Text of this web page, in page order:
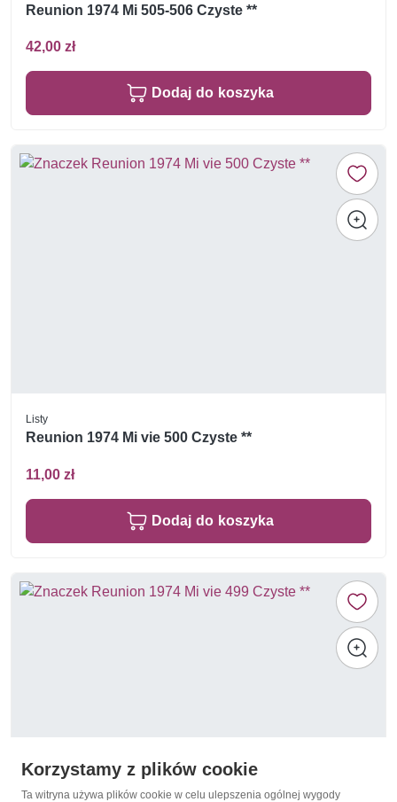
Reunion 1974 Mi 505-506 Czyste **
42,00 zł
Dodaj do koszyka
Listy
Reunion 1974 Mi vie 500 Czyste **
11,00 zł
Dodaj do koszyka
Korzystamy z plików cookie
Ta witryna używa plików cookie w celu ulepszenia ogólnej wygody